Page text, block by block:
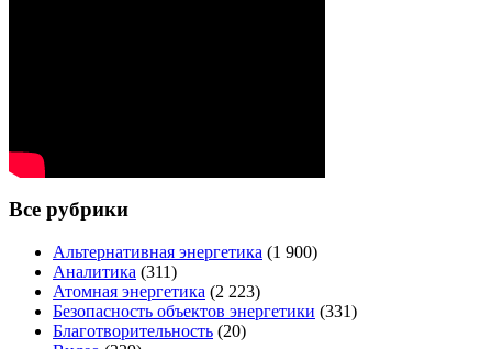
Все рубрики
Альтернативная энергетика (1 900)
Аналитика (311)
Атомная энергетика (2 223)
Безопасность объектов энергетики (331)
Благотворительность (20)